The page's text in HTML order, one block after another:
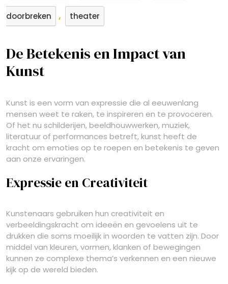
doorbreken , theater
De Betekenis en Impact van
Kunst
Kunst is een vorm van expressie die al eeuwenlang
mensen weet te raken, te inspireren en te provoceren.
Of het nu schilderijen, beeldhouwwerken, muziek,
literatuur of performances betreft, kunst heeft de
kracht om emoties op te roepen en betekenis te geven
aan onze ervaringen.
Expressie en Creativiteit
Kunstenaars gebruiken hun creativiteit en
verbeeldingskracht om ideeën en gevoelens uit te
drukken die soms moeilijk in woorden te vatten zijn. Door
middel van kleuren, vormen, klanken of bewegingen
kunnen ze complexe thema’s verkennen en een nieuwe
kijk op de wereld bieden.